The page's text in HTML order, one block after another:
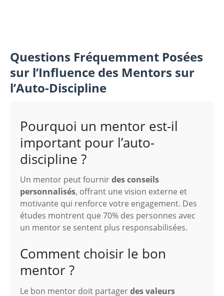
Questions Fréquemment Posées
sur l’Influence des Mentors sur
l’Auto-Discipline
Pourquoi un mentor est-il
important pour l’auto-
discipline ?
Un mentor peut fournirdes conseils
personnalisés, offrant une vision externe et
motivante qui renforce votre engagement. Des
études montrent que 70% des personnes avec
un mentor se sentent plus responsabilisées.
Comment choisir le bon
mentor ?
Le bon mentor doit partagerdes valeurs